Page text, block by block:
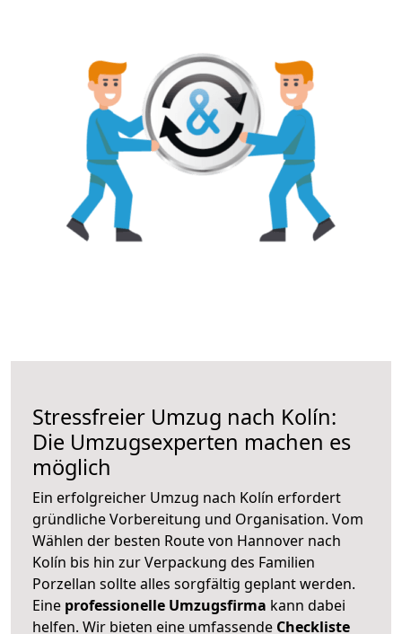
Stressfreier Umzug nach Kolín:
Die Umzugsexperten machen es
möglich
Ein erfolgreicher Umzug nach Kolín erfordert
gründliche Vorbereitung und Organisation. Vom
Wählen der besten Route von Hannover nach
Kolín bis hin zur Verpackung des Familien
Porzellan sollte alles sorgfältig geplant werden.
Eine professionelle Umzugsfirma kann dabei
helfen. Wir bieten eine umfassende Checkliste